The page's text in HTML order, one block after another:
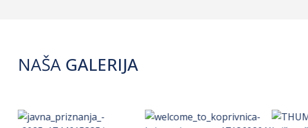
NAŠA GALERIJA